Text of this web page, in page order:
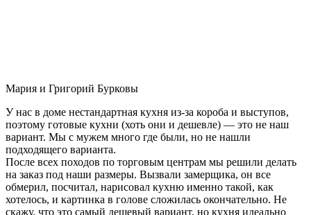
Мария и Григорий Бурковы
У нас в доме нестандартная кухня из-за короба и выступов,
поэтому готовые кухни (хоть они и дешевле) — это не наш
вариант. Мы с мужем много где были, но не нашли
подходящего варианта.
После всех походов по торговым центрам мы решили делать
на заказ под наши размеры. Вызвали замерщика, он все
обмерил, посчитал, нарисовал кухню именно такой, как
хотелось, и картинка в голове сложилась окончательно. Не
скажу, что это самый дешевый вариант, но кухня идеально